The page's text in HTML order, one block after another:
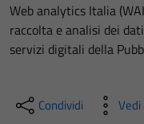
Web analytics Italia
raccolta e analisi dei
servizi digitali della
Condividi Vedi